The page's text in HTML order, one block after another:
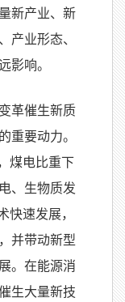
新产业、新
产业形态、
影响。
革催生新质
重要动力。
煤电比重下
、生物质发
快速发展，
并带动新型
。在能源消
生大量新技